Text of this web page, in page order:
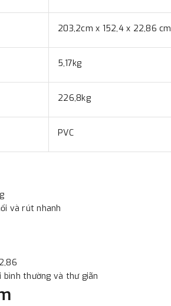
203,2cm x 152,4 x 22,86 cm
5,17kg
226,8kg
PVC
và rút nhanh
bình thường và thư giãn